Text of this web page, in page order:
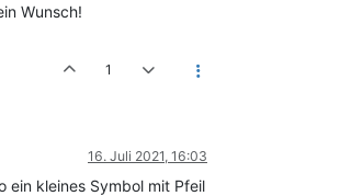
Wunsch!
1
16. Juli 2021, 16:03
ein kleines Symbol mit Pfeil